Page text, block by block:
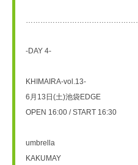
-DAY 4-
KHIMAIRA-vol.13-
6月13日(土)池袋EDGE
OPEN 16:00 / START 16:30
umbrella
KAKUMAY